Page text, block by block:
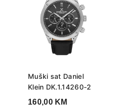
Muški sat Daniel
Klein DK.1.14260-2
160,00 KM